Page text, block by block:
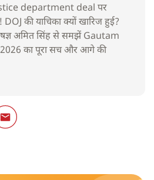
department deal पर
DOJ की याचिका क्यों खारिज हुई?
अमित सिंह से समझें Gautam
का पूरा सच और आगे की